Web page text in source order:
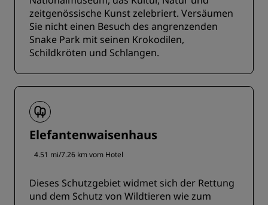
zeitgenössische Kunst zelebriert. Versäumen
Sie nicht einen Besuch des angrenzenden
Snake Park mit seinen Krokodilen,
Schildkröten und Schlangen.
Elefantenwaisenhaus
4.51 mi/7.26 km vom Hotel
Dieses Schutzgebiet widmet sich der Rettung
und dem Schutz von Wildtieren wie zum